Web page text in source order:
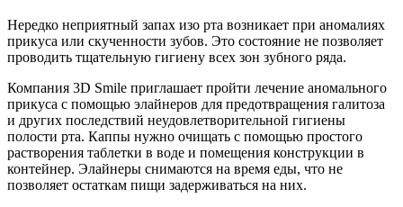
Нередко неприятный запах изо рта возникает при аномалиях
прикуса или скученности зубов. Это состояние не позволяет
проводить тщательную гигиену всех зон зубного ряда.
Компания 3D Smile приглашает пройти лечение аномального
прикуса с помощью элайнеров для предотвращения галитоза
и других последствий неудовлетворительной гигиены
полости рта. Каппы нужно очищать с помощью простого
растворения таблетки в воде и помещения конструкции в
контейнер. Элайнеры снимаются на время еды, что не
позволяет остаткам пищи задерживаться на них.